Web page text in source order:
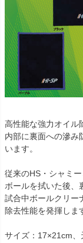
高性能な強力オイル
内部に裏面への滲み
います。
従来のHS・シャミ
ボールを拭いた後、
試合中ボールクリー
除去性能を発揮しま
サイズ：17×21cm、